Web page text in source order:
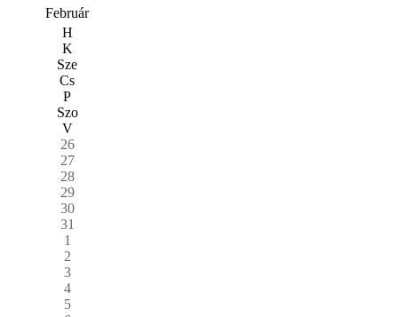
Február
H
K
Sze
Cs
P
Szo
V
26
27
28
29
30
31
1
2
3
4
5